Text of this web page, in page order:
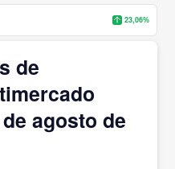
23,06%
de
agosto de